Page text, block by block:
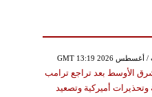
الأوسط بعد تراجع ترامب
أميركية وتصعيد